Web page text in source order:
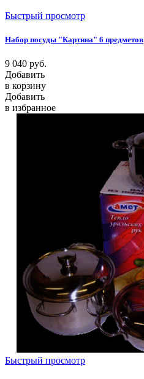
Быстрый просмотр
Набор посуды "Картина" 6 предметов
9 040 руб.
Добавить
в корзину
Добавить
в избранное
Быстрый просмотр